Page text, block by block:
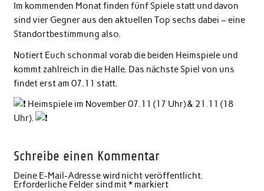
Im kommenden Monat finden fünf Spiele statt und davon
sind vier Gegner aus den aktuellen Top sechs dabei – eine
Standortbestimmung also.
Notiert Euch schonmal vorab die beiden Heimspiele und
kommt zahlreich in die Halle. Das nächste Spiel von uns
findet erst am 07.11 statt.
Heimspiele im November 07.11 (17 Uhr) & 21.11 (18
Uhr).
Schreibe einen Kommentar
Deine E-Mail-Adresse wird nicht veröffentlicht.
Erforderliche Felder sind mit*markiert